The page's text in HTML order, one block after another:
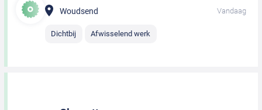
Woudsend Vandaag
Dichtbij Afwisselend werk